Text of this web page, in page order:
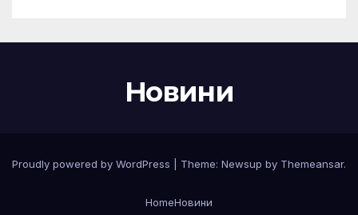
Новини
Proudly powered by WordPress Theme: Newsup by Themeansar.
HomeНовини